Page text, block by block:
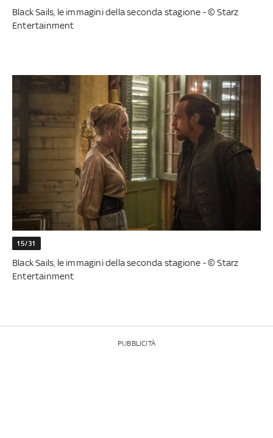
Black Sails, le immagini della seconda stagione - © Starz
Entertainment
15/31
Black Sails, le immagini della seconda stagione - © Starz
Entertainment
PUBBLICITÀ